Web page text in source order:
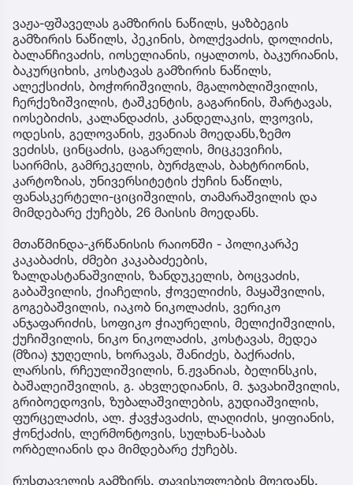
ვაჟა-ფშაველას გამზირის ნაწილს, ყაზბეგის
გამზირის ნაწილს, პეკინის, ბოლქვაძის, დოლიძის,
ბალანჩივაძის, იოსელიანის, იყალთოს, ბაკურიანის,
ბაკურციხის, კოსტავას გამზირის ნაწილს,
ალექსიძის, ბოჭორიშვილის, მგალობლიშვილის,
ჩერქეზიშვილის, ტაშკენტის, გაგარინის, შარტავას,
იოსებიძის, კალანდაძის, კანდელაკის, ლვოვის,
ოდესის, გელოვანის, ჟვანიას მოედანს,ზემო
ვეძისს, ცინცაძის, ცაგარელის, მიცკევიჩის,
საირმის, გამრეკელის, ბურძგლას, ბახტრიონის,
კარტოზიას, უნივერსიტეტის ქუჩის ნაწილს,
ფანასკერტელი-ციციშვილის, თამარაშვილის და
მიმდებარე ქუჩებს, 26 მაისის მოედანს.
მთაწმინდა-კრწანისის რაიონში - პოლიკარპე
კაკაბაძის, ძმები კაკაბაძეების,
ზალდასტანაშვილის, ზანდუკელის, ბოცვაძის,
გაბაშვილის, ქიაჩელის, ჭოველიძის, მაყაშვილის,
გოგებაშვილის, იაკობ ნიკოლაძის, ვერიკო
ანჯაფარიძის, სოფიკო ჭიაურელის, მელიქიშვილის,
ქუჩიშვილის, ნიკო ნიკოლაძის, კოსტავას, მედეა
(მზია) ჯუღელის, ხორავას, შანიძეს, ბაქრაძის,
ლარსის, რჩეულიშვილის, ნ.ჟვანიას, ბელინსკის,
ბაშალეიშვილის, გ. ახვლედიანის, მ. ჯავახიშვილის,
გრიბოედოვის, ზუბალაშვილების, გუდიაშვილის,
ფურცელაძის, ალ. ჭავჭავაძის, ლაღიძის, ყიფიანის,
ჭონქაძის, ლერმონტოვის, სულხან-საბას
ორბელიანის და მიმდებარე ქუჩებს.
რუსთაველის გამზირს, თავისუფლების მოედანს,